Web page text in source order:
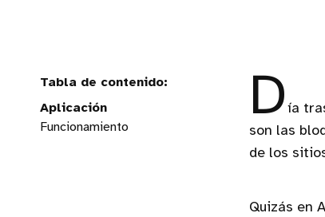
Aplicación
Funcionamiento
D ía
son las
de los
Quizás en